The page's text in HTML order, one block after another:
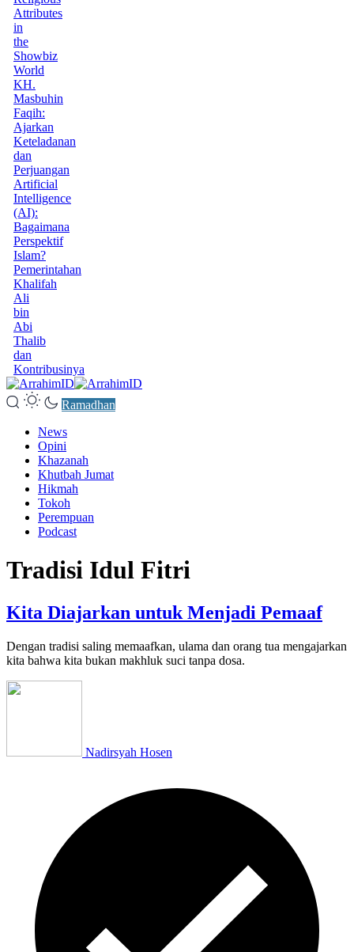
Attributes
in
the
Showbiz
World
KH.
Masbuhin
Faqih:
Ajarkan
Keteladanan
dan
Perjuangan
Artificial
Intelligence
(AI):
Bagaimana
Perspektif
Islam?
Pemerintahan
Khalifah
Ali
bin
Abi
Thalib
dan
Kontribusinya
Ramadhan
News
Opini
Khazanah
Khutbah Jumat
Hikmah
Tokoh
Perempuan
Podcast
Tradisi Idul Fitri
Kita Diajarkan untuk Menjadi Pemaaf
Dengan tradisi saling memaafkan, ulama dan orang tua mengajarkan
kita bahwa kita bukan makhluk suci tanpa dosa.
Nadirsyah Hosen